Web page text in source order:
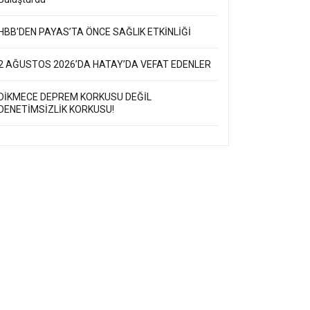
VİNÇ UÇURUMA DÜŞTÜ
HBB'DEN PAYAS’TA ÖNCE SAĞLIK ETKİNLİĞİ
AĞUSTOS 2026’DA HATAY’DA VEFAT EDENLER
DİKMECE DEPREM KORKUSU DEĞİL
DENETİMSİZLİK KORKUSU!